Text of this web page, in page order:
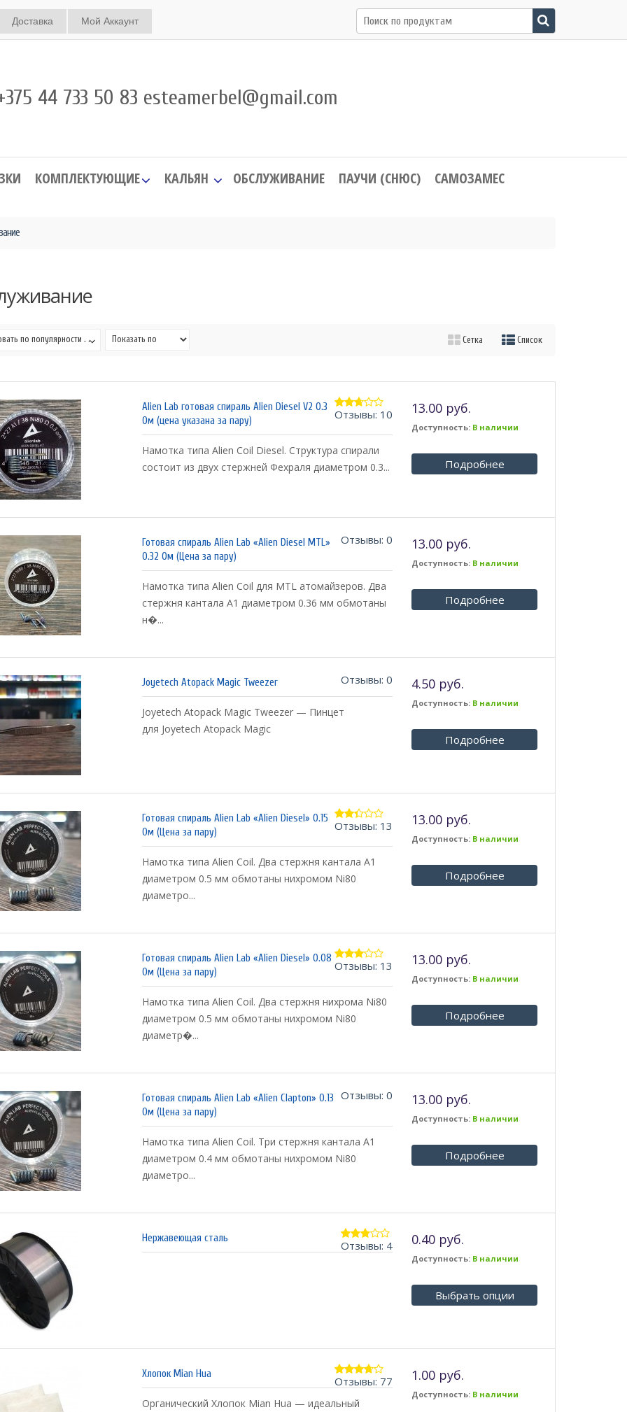
Доставка Мой Аккаунт
Поиск
по:
44 733 50 83 esteamerbel@gmail.com
КОМПЛЕКТУЮЩИЕ КАЛЬЯН ОБСЛУЖИВАНИЕ ПАУЧИ (СНЮС) САМОЗАМЕС
по популярности . . . Сетка Список
2.60
Отзывы: 10
Alien Lab готовая спираль Alien Diesel V2 0.3
Ом (цена указана за пару)
Намотка типа Alien Coil Diesel. Структура спирали
состоит из двух стержней Фехраля диаметром 0.3...
13.00 руб.
Доступность: В наличии
Подробнее
Отзывы: 0
Готовая спираль Alien Lab «Alien Diesel MTL»
0.32 Ом (Цена за пару)
Намотка типа Alien Coil для MTL атомайзеров. Два
стержня кантала А1 диаметром 0.36 мм обмотаны
н�...
13.00 руб.
Доступность: В наличии
Подробнее
Отзывы: 0
Joyetech Atopack Magic Tweezer
Joyetech Atopack Magic Tweezer — Пинцет
для Joyetech Atopack Magic
4.50 руб.
Доступность: В наличии
Подробнее
2.31
Отзывы: 13
Готовая спираль Alien Lab «Alien Diesel» 0.15
Ом (Цена за пару)
Намотка типа Alien Coil. Два стержня кантала А1
диаметром 0.5 мм обмотаны нихромом Ni80
диаметро...
13.00 руб.
Доступность: В наличии
Подробнее
3.00
Отзывы: 13
Готовая спираль Alien Lab «Alien Diesel» 0.08
Ом (Цена за пару)
Намотка типа Alien Coil. Два стержня нихрома Ni80
диаметром 0.5 мм обмотаны нихромом Ni80
диаметр�...
13.00 руб.
Доступность: В наличии
Подробнее
Отзывы: 0
Готовая спираль Alien Lab «Alien Clapton» 0.13
Ом (Цена за пару)
Намотка типа Alien Coil. Три стержня кантала А1
диаметром 0.4 мм обмотаны нихромом Ni80
диаметро...
13.00 руб.
Доступность: В наличии
Подробнее
2.75
Отзывы: 4
Нержавеющая сталь 0.40 руб.
Доступность: В наличии
Выбрать опции
3.62из
Отзывы: 77
Хлопок Mian Hua
Органический Хлопок Mian Hua — идеальный
1.00 руб.
Доступность: В наличии